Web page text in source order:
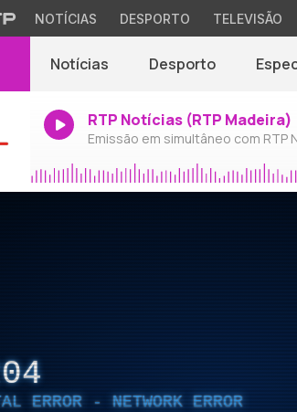
NOTÍCIAS DESPORTO TELEVISÃO
Notícias Desporto
RTP Notícias (RTP Madeira)
Emissão em simultâneo com RTP
ERROR - NETWORK ERROR